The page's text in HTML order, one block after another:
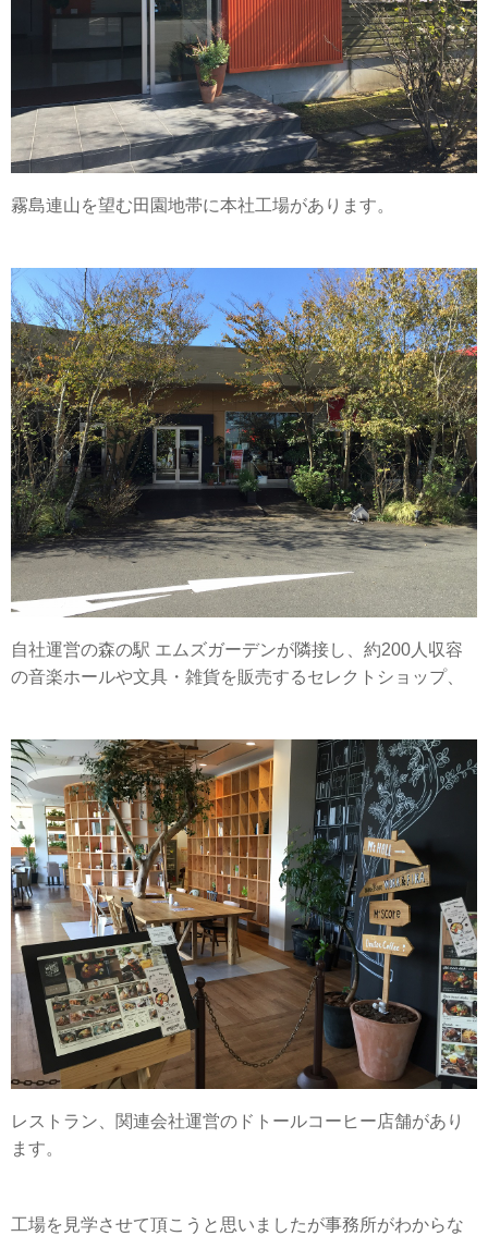
霧島連山を望む田園地帯に本社工場があります。
自社運営の森の駅 エムズガーデンが隣接し、約200人収容
の音楽ホールや文具・雑貨を販売するセレクトショップ、
レストラン、関連会社運営のドトールコーヒー店舗があり
ます。
工場を見学させて頂こうと思いましたが事務所がわからな